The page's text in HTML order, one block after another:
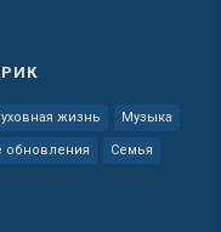
жизнь Музыка
обновления Семья